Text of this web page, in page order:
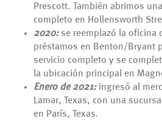
Prescott. También abrimos
completo en Hollensworth
2020:se reemplazó la oficina
préstamos en Benton/Bryant
servicio completo y se
la ubicación principal en
Enero de 2021:ingresó al
Lamar, Texas, con una
en París, Texas.